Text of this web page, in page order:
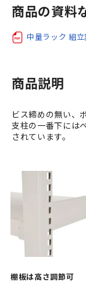
商品の資料
中量ラック 組立
商品説明
ビス締めの無い、
支柱の一番下には
されています。
棚板は高さ調節可